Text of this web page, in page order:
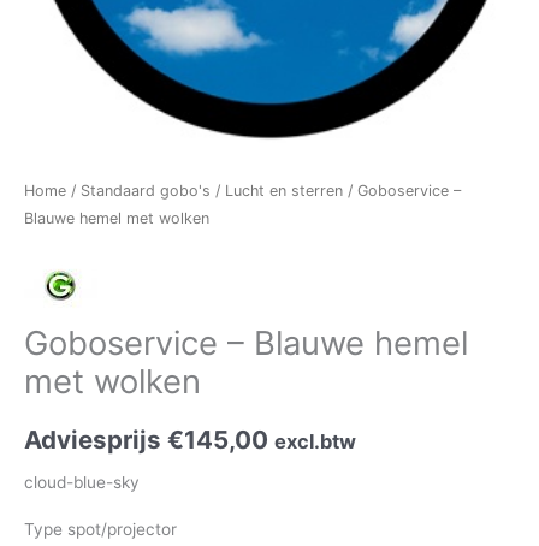
Home / Standaard gobo's / Lucht en sterren / Goboservice –
Blauwe hemel met wolken
Goboservice – Blauwe hemel
met wolken
Adviesprijs €145,00 excl.btw
cloud-blue-sky
Type spot/projector